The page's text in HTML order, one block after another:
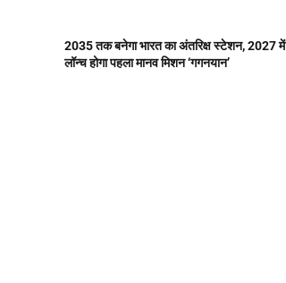
2035 तक बनेगा भारत का अंतरिक्ष स्टेशन, 2027 में
लॉन्च होगा पहला मानव मिशन ‘गगनयान’